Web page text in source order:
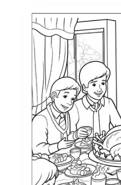
Keine
Hält die Hände bei der
Unterstützt die
Flexibel einsetzbar —